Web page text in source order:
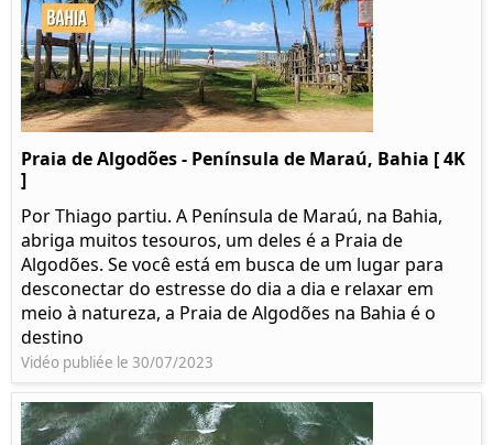
Praia de Algodões - Península de Maraú, Bahia [ 4K
]
Por Thiago partiu. A Península de Maraú, na Bahia,
abriga muitos tesouros, um deles é a Praia de
Algodões. Se você está em busca de um lugar para
desconectar do estresse do dia a dia e relaxar em
meio à natureza, a Praia de Algodões na Bahia é o
destino
Vidéo publiée le 30/07/2023